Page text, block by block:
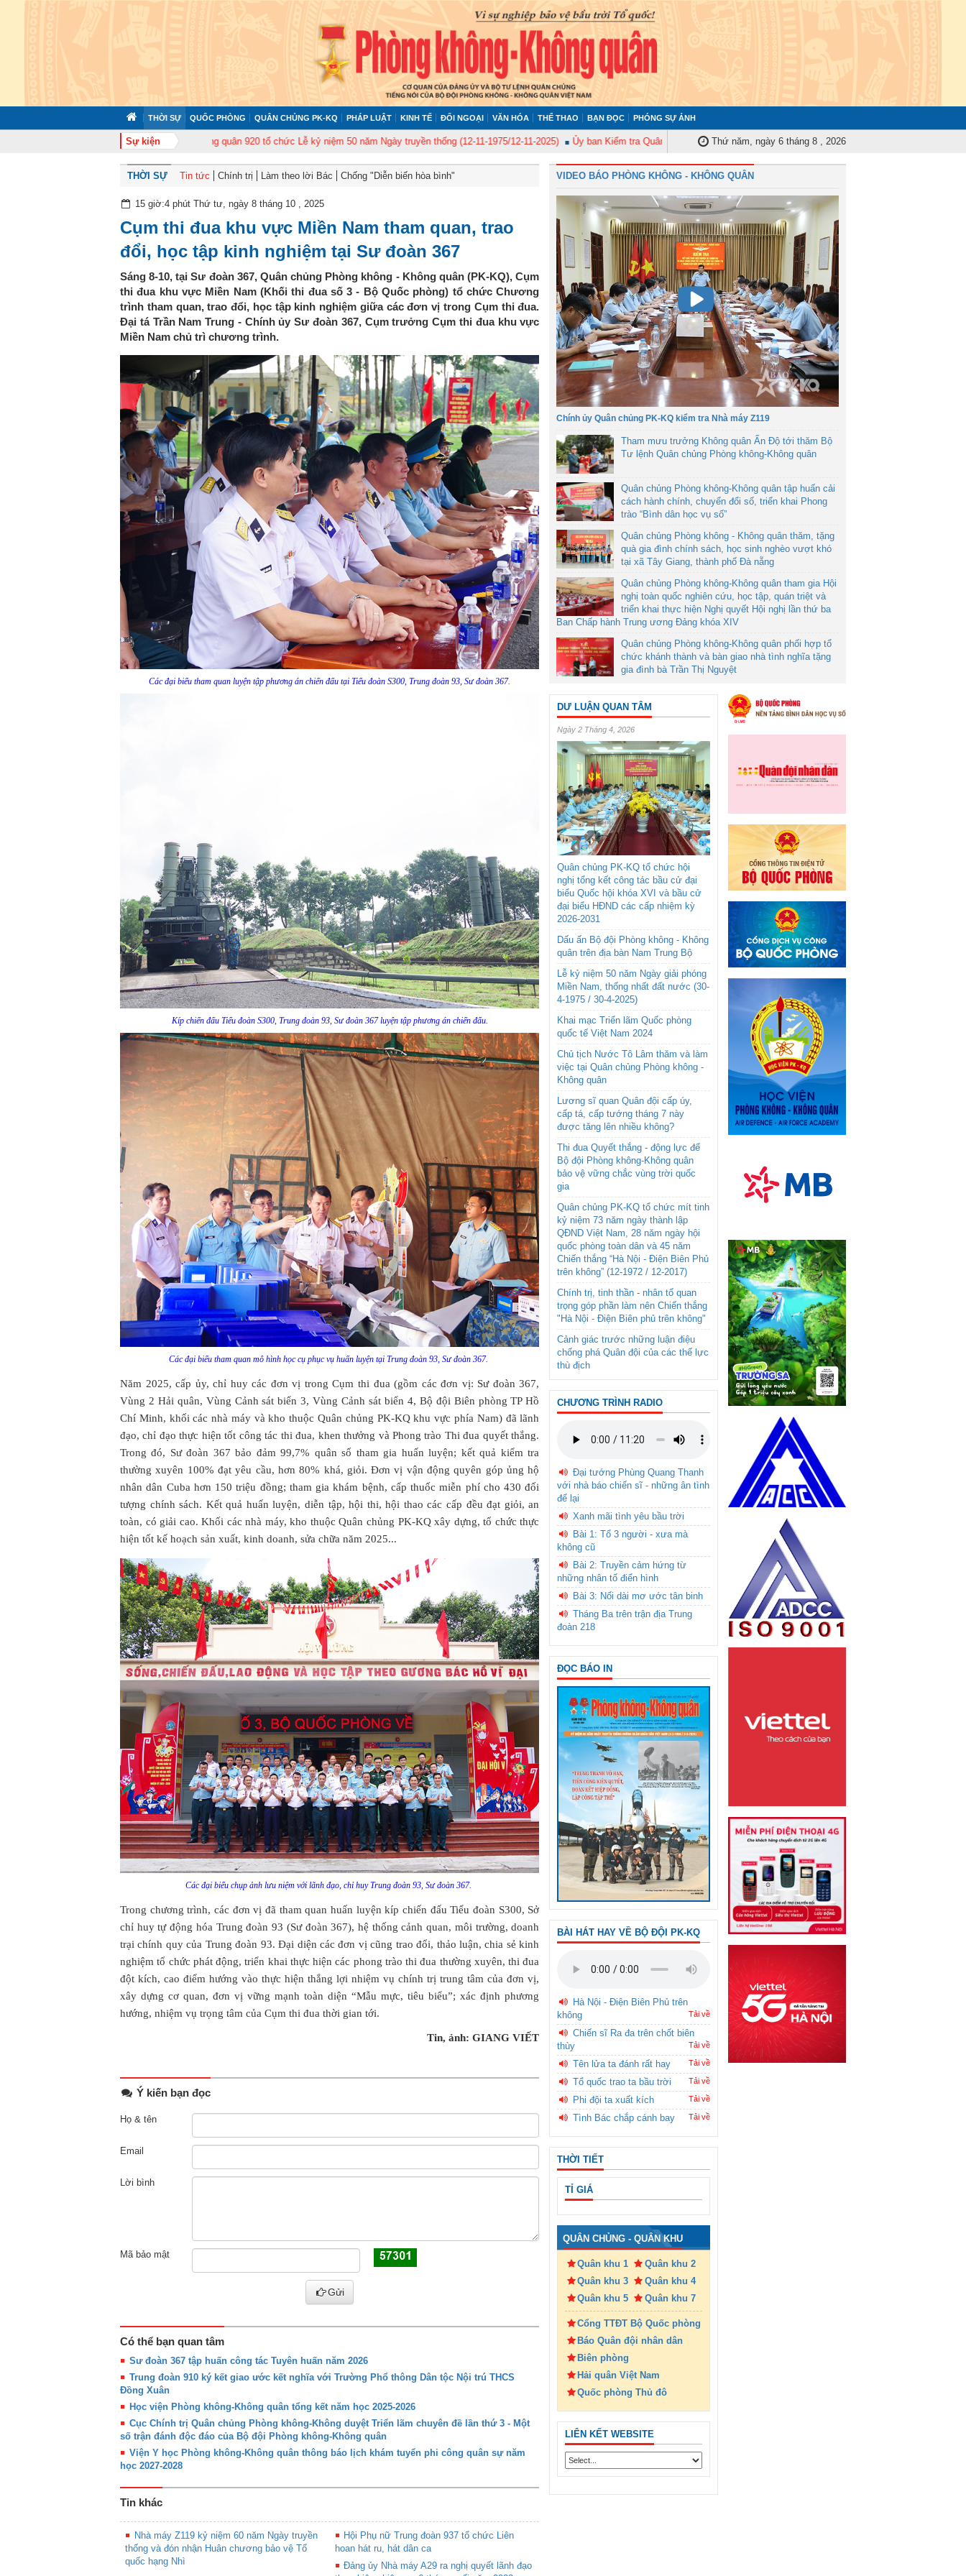
THỜI SỰ QUỐC PHÒNG QUÂN CHỦNG PK-KQ PHÁP LUẬT KINH TẾ ĐỐI NGOẠI VĂN HÓA THỂ THAO BẠN ĐỌC PHÓNG SỰ ẢNH
Sự kiện
Trung đoàn Không quân 920 tổ chức Lễ kỷ niệm 50 năm Ngày truyền thống (12-11-1975/12-11-2025) Ủy ban Kiểm tra Quân ủy Trung ương tập huấn nghiệp vụ công tác kiểm tra, giám sát năm 2025
Thứ năm, ngày 6 tháng 8 , 2026
THỜI SỰ Tin tức Chính trị Làm theo lời Bác Chống "Diễn biến hòa bình"
15 giờ:4 phút Thứ tư, ngày 8 tháng 10 , 2025
Cụm thi đua khu vực Miền Nam tham quan, trao
đổi, học tập kinh nghiệm tại Sư đoàn 367
Sáng 8-10, tại Sư đoàn 367, Quân chủng Phòng không - Không quân (PK-KQ), Cụm
thi đua khu vực Miền Nam (Khối thi đua số 3 - Bộ Quốc phòng) tổ chức Chương
trình tham quan, trao đổi, học tập kinh nghiệm giữa các đơn vị trong Cụm thi đua.
Đại tá Trần Nam Trung - Chính ủy Sư đoàn 367, Cụm trưởng Cụm thi đua khu vực
Miền Nam chủ trì chương trình.
Các đại biểu tham quan luyện tập phương án chiến đấu tại Tiểu đoàn S300, Trung đoàn 93, Sư đoàn 367.
Kíp chiến đấu Tiểu đoàn S300, Trung đoàn 93, Sư đoàn 367 luyện tập phương án chiến đấu.
Các đại biểu tham quan mô hình học cụ phục vụ huấn luyện tại Trung đoàn 93, Sư đoàn 367.
Năm 2025, cấp ủy, chỉ huy các đơn vị trong Cụm thi đua (gồm các đơn vị: Sư đoàn 367,
Vùng 2 Hải quân, Vùng Cảnh sát biển 3, Vùng Cảnh sát biển 4, Bộ đội Biên phòng TP Hồ
Chí Minh, khối các nhà máy và kho thuộc Quân chủng PK-KQ khu vực phía Nam) đã lãnh
đạo, chỉ đạo thực hiện tốt công tác thi đua, khen thưởng và Phong trào Thi đua quyết thắng.
Trong đó, Sư đoàn 367 bảo đảm 99,7% quân số tham gia huấn luyện; kết quả kiểm tra
thường xuyên 100% đạt yêu cầu, hơn 80% khá, giỏi. Đơn vị vận động quyên góp ủng hộ
nhân dân Cuba hơn 150 triệu đồng; tham gia khám bệnh, cấp thuốc miễn phí cho 430 đối
tượng chính sách. Kết quả huấn luyện, diễn tập, hội thi, hội thao các cấp đều đạt giỏi, an
toàn, có giải cao. Khối các nhà máy, kho thuộc Quân chủng PK-KQ xây dựng, tổ chức thực
hiện tốt kế hoạch sản xuất, kinh doanh, sửa chữa năm 2025...
Các đại biểu chụp ảnh lưu niệm với lãnh đạo, chỉ huy Trung đoàn 93, Sư đoàn 367.
Trong chương trình, các đơn vị đã tham quan huấn luyện kíp chiến đấu Tiểu đoàn S300, Sở
chỉ huy tự động hóa Trung đoàn 93 (Sư đoàn 367), hệ thống cảnh quan, môi trường, doanh
trại chính quy của Trung đoàn 93. Đại diện các đơn vị cũng trao đổi, thảo luận, chia sẻ kinh
nghiệm tổ chức phát động, triển khai thực hiện các phong trào thi đua thường xuyên, thi đua
đột kích, cao điểm hướng vào thực hiện thắng lợi nhiệm vụ chính trị trung tâm của đơn vị,
xây dựng cơ quan, đơn vị vững mạnh toàn diện “Mẫu mực, tiêu biểu”; xác định phương
hướng, nhiệm vụ trọng tâm của Cụm thi đua thời gian tới.
Tin, ảnh: GIANG VIẾT
Ý kiến bạn đọc
Họ & tên
Email
Lời bình
Mã bảo mật
Gửi
Có thể bạn quan tâm
Sư đoàn 367 tập huấn công tác Tuyên huấn năm 2026
Trung đoàn 910 ký kết giao ước kết nghĩa với Trường Phổ thông Dân tộc Nội trú THCS
Đồng Xuân
Học viện Phòng không-Không quân tổng kết năm học 2025-2026
Cục Chính trị Quân chủng Phòng không-Không duyệt Triển lãm chuyên đề lần thứ 3 - Một
số trận đánh độc đáo của Bộ đội Phòng không-Không quân
Viện Y học Phòng không-Không quân thông báo lịch khám tuyển phi công quân sự năm
học 2027-2028
Tin khác
Nhà máy Z119 kỷ niệm 60 năm Ngày truyền
thống và đón nhận Huân chương bảo vệ Tổ
quốc hạng Nhì
Hội Phụ nữ Trung đoàn 937 tổ chức Liên
hoan hát ru, hát dân ca
Đảng ủy Nhà máy A29 ra nghị quyết lãnh đạo
VIDEO BÁO PHÒNG KHÔNG - KHÔNG QUÂN
Chính ủy Quân chủng PK-KQ kiểm tra Nhà máy Z119
Tham mưu trưởng Không quân Ấn Độ tới thăm Bộ
Tư lệnh Quân chủng Phòng không-Không quân
Quân chủng Phòng không-Không quân tập huấn cải
cách hành chính, chuyển đổi số, triển khai Phong
trào “Bình dân học vụ số”
Quân chủng Phòng không - Không quân thăm, tặng
quà gia đình chính sách, học sinh nghèo vượt khó
tại xã Tây Giang, thành phố Đà nẵng
Quân chủng Phòng không-Không quân tham gia Hội
nghị toàn quốc nghiên cứu, học tập, quán triệt và
triển khai thực hiện Nghị quyết Hội nghị lần thứ ba
Ban Chấp hành Trung ương Đảng khóa XIV
Quân chủng Phòng không-Không quân phối hợp tổ
chức khánh thành và bàn giao nhà tình nghĩa tặng
gia đình bà Trần Thị Nguyệt
DƯ LUẬN QUAN TÂM
Ngày 2 Tháng 4, 2026
Quân chủng PK-KQ tổ chức hội
nghị tổng kết công tác bầu cử đại
biểu Quốc hội khóa XVI và bầu cử
đại biểu HĐND các cấp nhiệm kỳ
2026-2031
Dấu ấn Bộ đội Phòng không - Không
quân trên địa bàn Nam Trung Bộ
Lễ kỷ niệm 50 năm Ngày giải phóng
Miền Nam, thống nhất đất nước (30-
4-1975 / 30-4-2025)
Khai mạc Triển lãm Quốc phòng
quốc tế Việt Nam 2024
Chủ tịch Nước Tô Lâm thăm và làm
việc tại Quân chủng Phòng không -
Không quân
Lương sĩ quan Quân đội cấp úy,
cấp tá, cấp tướng tháng 7 này
được tăng lên nhiều không?
Thi đua Quyết thắng - động lực để
Bộ đội Phòng không-Không quân
bảo vệ vững chắc vùng trời quốc
gia
Quân chủng PK-KQ tổ chức mít tinh
kỷ niệm 73 năm ngày thành lập
QĐND Việt Nam, 28 năm ngày hội
quốc phòng toàn dân và 45 năm
Chiến thắng “Hà Nội - Điện Biên Phủ
trên không” (12-1972 / 12-2017)
Chính trị, tinh thần - nhân tố quan
trọng góp phần làm nên Chiến thắng
"Hà Nội - Điện Biên phủ trên không"
Cảnh giác trước những luận điệu
chống phá Quân đội của các thế lực
thù địch
CHƯƠNG TRÌNH RADIO
Đại tướng Phùng Quang Thanh
với nhà báo chiến sĩ - những ân tình
để lại
Xanh mãi tình yêu bầu trời
Bài 1: Tổ 3 người - xưa mà
không cũ
Bài 2: Truyền cảm hứng từ
những nhân tố điển hình
Bài 3: Nối dài mơ ước tân binh
Tháng Ba trên trận địa Trung
đoàn 218
ĐỌC BÁO IN
BÀI HÁT HAY VỀ BỘ ĐỘI PK-KQ
Hà Nội - Điện Biên Phủ trên
không
Tải về
Chiến sĩ Ra đa trên chốt biên
thùy
Tải về
Tên lửa ta đánh rất hay Tải về
Tổ quốc trao ta bầu trời Tải về
Phi đội ta xuất kích Tải về
Tình Bác chắp cánh bay Tải về
THỜI TIẾT
TỈ GIÁ
QUÂN CHỦNG - QUÂN KHU
Quân khu 1
Quân khu 2
Quân khu 3
Quân khu 4
Quân khu 5
Quân khu 7
Cổng TTĐT Bộ Quốc phòng
Báo Quân đội nhân dân
Biên phòng
Hải quân Việt Nam
Quốc phòng Thủ đô
LIÊN KẾT WEBSITE